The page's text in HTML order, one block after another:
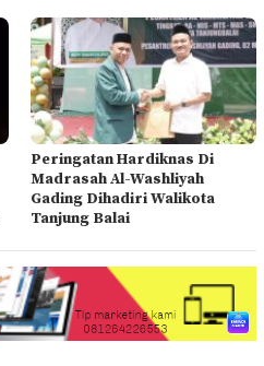
Peringatan Hardiknas Di
Madrasah Al-Washliyah
Gading Dihadiri Walikota
Tanjung Balai